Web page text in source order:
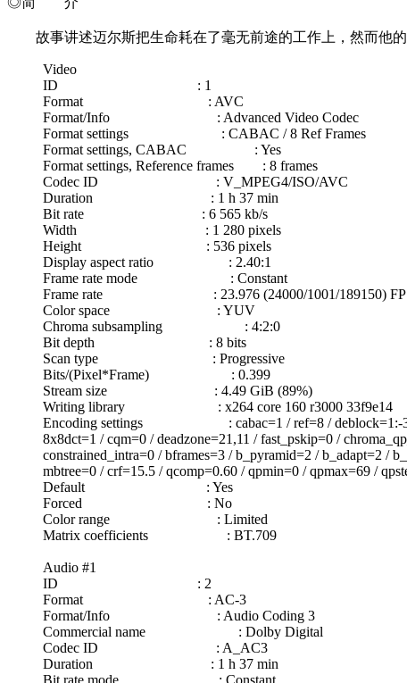
故事讲述迈尔斯把生命耗在了毫无前途的工作上，然而他的
Video
ID : 1
Format : AVC
Format/Info : Advanced Video Codec
Format settings : CABAC / 8 Ref Frames
Format settings, CABAC : Yes
Format settings, Reference frames : 8 frames
Codec ID : V_MPEG4/ISO/AVC
Duration : 1 h 37 min
Bit rate : 6 565 kb/s
Width : 1 280 pixels
Height : 536 pixels
Display aspect ratio : 2.40:1
Frame rate mode : Constant
Frame rate : 23.976 (24000/1001/189150)
Color space : YUV
Chroma subsampling : 4:2:0
Bit depth : 8 bits
Scan type : Progressive
Bits/(Pixel*Frame) : 0.399
Stream size : 4.49 GiB (89%)
Writing library : x264 core 160 r3000 33f9e14
Encoding settings : cabac=1 / ref=8 / deblock=1:-3:-3 /
8x8dct=1 / cqm=0 / deadzone=21,11 / fast_pskip=0 /
constrained_intra=0 / bframes=3 / b_pyramid=2 / b_adapt=2 /
mbtree=0 / crf=15.5 / qcomp=0.60 / qpmin=0 / qpmax=69 /
Default : Yes
Forced : No
Color range : Limited
Matrix coefficients : BT.709
Audio #1
ID : 2
Format : AC-3
Format/Info : Audio Coding 3
Commercial name : Dolby Digital
Codec ID : A_AC3
Duration : 1 h 37 min
Bit rate mode : Constant